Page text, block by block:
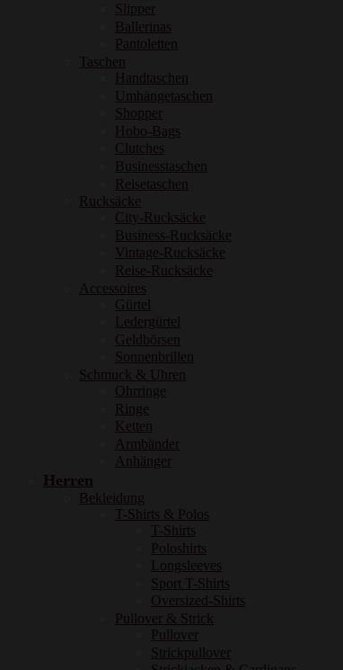
Slipper
Ballerinas
Pantoletten
Taschen
Handtaschen
Umhängetaschen
Shopper
Hobo-Bags
Clutches
Businesstaschen
Reisetaschen
Rucksäcke
City-Rucksäcke
Business-Rucksäcke
Vintage-Rucksäcke
Reise-Rucksäcke
Accessoires
Gürtel
Ledergürtel
Geldbörsen
Sonnenbrillen
Schmuck & Uhren
Ohrringe
Ringe
Ketten
Armbänder
Anhänger
Herren
Bekleidung
T-Shirts & Polos
T-Shirts
Poloshirts
Longsleeves
Sport T-Shirts
Oversized-Shirts
Pullover & Strick
Pullover
Strickpullover